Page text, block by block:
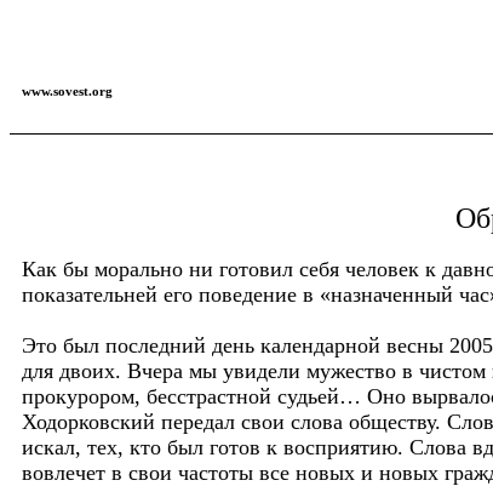
www.sovest.org
Как бы морально ни готовил себя человек к
показательней его поведение в «назначенный
Это был последний день календарной весны
для двоих. Вчера мы увидели мужество в
прокурором, бесстрастной судьей… Оно
Ходорковский передал свои слова обществу.
искал, тех, кто был готов к восприятию. Слова
вовлечет в свои частоты все новых и новых